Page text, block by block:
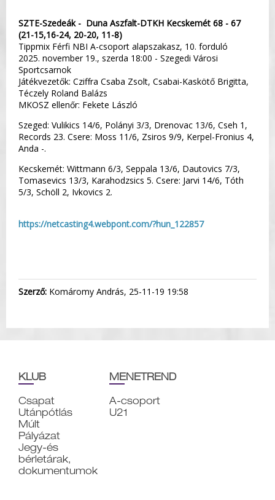
SZTE-Szedeák - Duna Aszfalt-DTKH Kecskemét 68 - 67
(21-15,16-24, 20-20, 11-8)
Tippmix Férfi NBI A-csoport alapszakasz, 10. forduló
2025. november 19., szerda 18:00 - Szegedi Városi
Sportcsarnok
Játékvezetők: Cziffra Csaba Zsolt, Csabai-Kaskötő Brigitta,
Téczely Roland Balázs
MKOSZ ellenőr: Fekete László
Szeged: Vulikics 14/6, Polányi 3/3, Drenovac 13/6, Cseh 1,
Records 23. Csere: Moss 11/6, Zsiros 9/9, Kerpel-Fronius 4,
Anda -.
Kecskemét: Wittmann 6/3, Seppala 13/6, Dautovics 7/3,
Tomasevics 13/3, Karahodzsics 5. Csere: Jarvi 14/6, Tóth
5/3, Schöll 2, Ivkovics 2.
https://netcasting4.webpont.com/?hun_122857
Szerző: Komáromy András, 25-11-19 19:58
KLUB
Csapat
Utánpótlás
Múlt
Pályázat
Jegy-és
bérletárak,
dokumentumok
MENETREND
A-csoport
U21